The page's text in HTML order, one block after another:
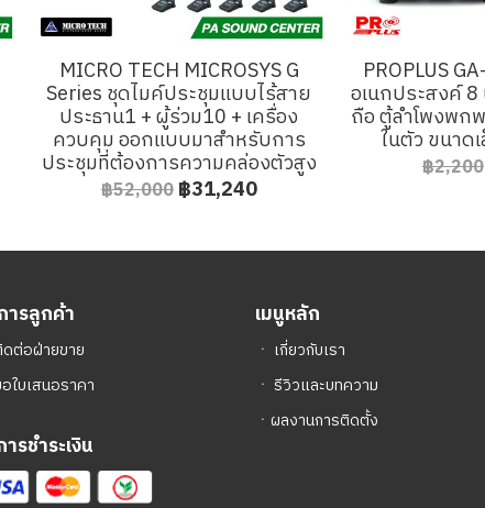
MICRO TECH MICROSYS G
Series ชุดไมค์ประชุมแบบไร้สาย
ประธาน1 + ผู้ร่วม10 + เครื่อง
ควบคุม ออกแบบมาสำหรับการ
ประชุมที่ต้องการความคล่องตัวสูง
฿52,000฿31,240
PROPLUS
อเนกประสงค์
ถือ ตู้ลำโพงพก
ในตัว ขนาด
฿2,200
ารลูกค้า
ต่อฝ่ายขาย
ใบเสนอราคา
รชำระเงิน
เมนูหลัก
ㆍ เกี่ยวกับเรา
ㆍ รีวิวและบทความ
ㆍ ผลงานการติดตั้ง